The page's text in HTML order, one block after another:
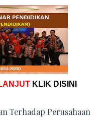
KLIK DISINI
Terhadap Perusahaan